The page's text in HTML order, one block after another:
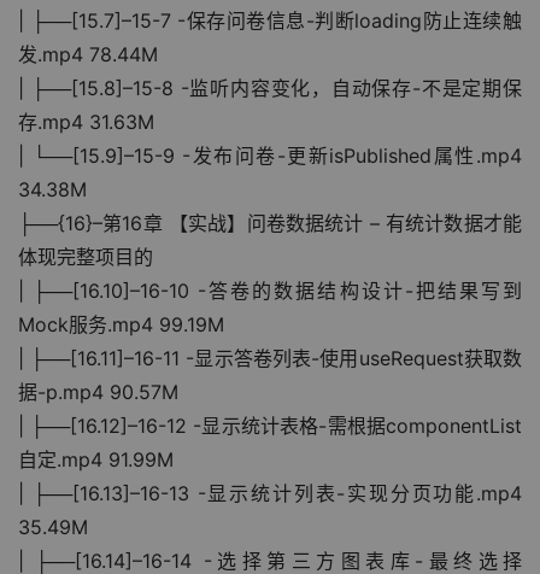
| ├──[15.7]–15-7 -保存问卷信息-判断loading防止连续触
发.mp4 78.44M
| ├──[15.8]–15-8 -监听内容变化，自动保存-不是定期保
存.mp4 31.63M
| └──[15.9]–15-9 -发布问卷-更新isPublished属性.mp4
34.38M
├──{16}–第16章 【实战】问卷数据统计 – 有统计数据才能
体现完整项目的
| ├──[16.10]–16-10 -答卷的数据结构设计-把结果写到
Mock服务.mp4 99.19M
| ├──[16.11]–16-11 -显示答卷列表-使用useRequest获取数
据-p.mp4 90.57M
| ├──[16.12]–16-12 -显示统计表格-需根据componentList
自定.mp4 91.99M
| ├──[16.13]–16-13 -显示统计列表-实现分页功能.mp4
35.49M
| ├──[16.14]–16-14 -选择第三方图表库-最终选择